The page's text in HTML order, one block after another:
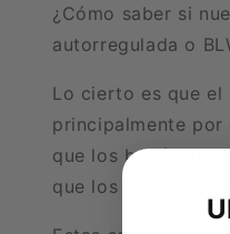
¿Cómo saber si
autorregulada o
Lo cierto es que el
principalmente
que los bebés que
que los que lo